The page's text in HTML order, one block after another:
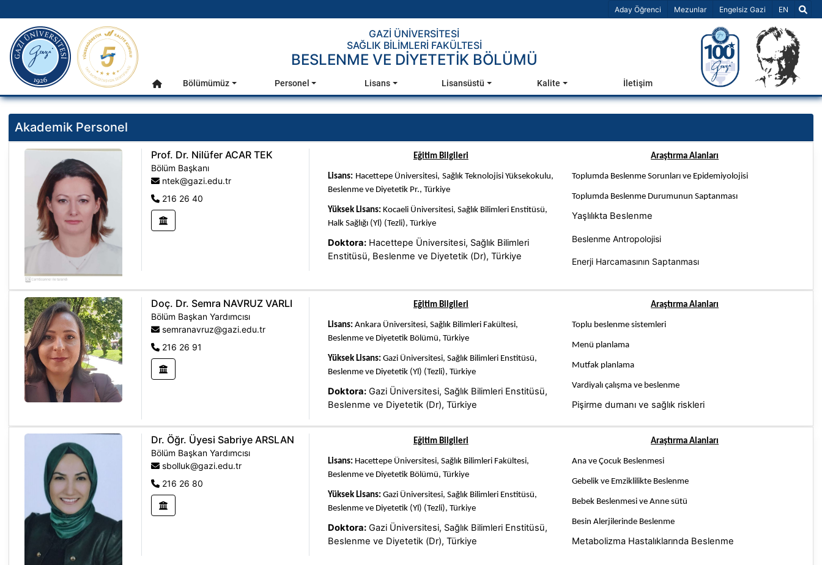
Aday Öğrenci Mezunlar Engelsiz Gazi Dil Seçiniz
EN
Ana Menü
gazi.edu.tr
GAZİ ÜNİVERSİTESİ
SAĞLIK BİLİMLERİ FAKÜLTESİ
BESLENME VE DİYETETİK BÖLÜMÜ
Anasayfa
Bölümümüz Personel Lisans Lisansüstü Kalite İletişim
Akademik Personel
Prof. Dr. Nilüfer ACAR TEK
Bölüm Başkanı
ntek@gazi.edu.tr
216 26 40
Eğitim Bilgileri
Lisans: Hacettepe Üniversitesi, Sağlık Teknolojisi Yüksekokulu,
Beslenme ve Diyetetik Pr., Türkiye
Yüksek Lisans: Kocaeli Üniversitesi, Sağlık Bilimleri Enstitüsü,
Halk Sağlığı (Yl) (Tezli), Türkiye
Doktora: Hacettepe Üniversitesi, Sağlık Bilimleri
Enstitüsü, Beslenme ve Diyetetik (Dr), Türkiye
Araştırma Alanları
Toplumda Beslenme Sorunları ve Epidemiyolojisi
Toplumda Beslenme Durumunun Saptanması
Yaşlılıkta Beslenme
Beslenme Antropolojisi
Enerji Harcamasının Saptanması
Doç. Dr. Semra NAVRUZ VARLI
Bölüm Başkan Yardımcısı
semranavruz@gazi.edu.tr
216 26 91
Eğitim Bilgileri
Lisans: Ankara Üniversitesi, Sağlık Bilimleri Fakültesi,
Beslenme ve Diyetetik Bölümü, Türkiye
Yüksek Lisans: Gazi Üniversitesi, Sağlık Bilimleri Enstitüsü,
Beslenme ve Diyetetik (Yl) (Tezli), Türkiye
Doktora: Gazi Üniversitesi, Sağlık Bilimleri Enstitüsü,
Beslenme ve Diyetetik (Dr), Türkiye
Araştırma Alanları
Toplu beslenme sistemleri
Menü planlama
Mutfak planlama
Vardiyalı çalışma ve beslenme
Pişirme dumanı ve sağlık riskleri
Dr. Öğr. Üyesi Sabriye ARSLAN
Bölüm Başkan Yardımcısı
sbolluk@gazi.edu.tr
216 26 80
Eğitim Bilgileri
Lisans: Hacettepe Üniversitesi, Sağlık Bilimleri Fakültesi,
Beslenme ve Diyetetik Bölümü, Türkiye
Yüksek Lisans: Gazi Üniversitesi, Sağlık Bilimleri Enstitüsü,
Beslenme ve Diyetetik (Yl) (Tezli), Türkiye
Doktora: Gazi Üniversitesi, Sağlık Bilimleri Enstitüsü,
Beslenme ve Diyetetik (Dr), Türkiye
Araştırma Alanları
Ana ve Çocuk Beslenmesi
Gebelik ve Emziklilikte Beslenme
Bebek Beslenmesi ve Anne sütü
Besin Alerjilerinde Beslenme
Metabolizma Hastalıklarında Beslenme